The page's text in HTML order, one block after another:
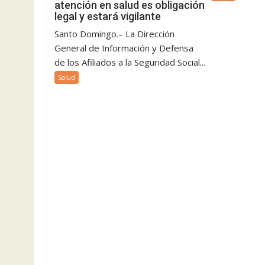
atención en salud es obligación
legal y estará vigilante
Santo Domingo.– La Dirección
General de Información y Defensa
de los Afiliados a la Seguridad Social...
Salud